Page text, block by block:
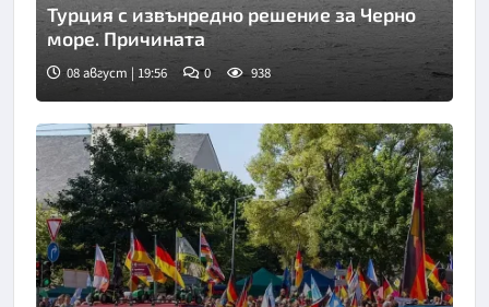
Турция с извънредно решение за Черно
море. Причината
08 август | 19:56 0 938